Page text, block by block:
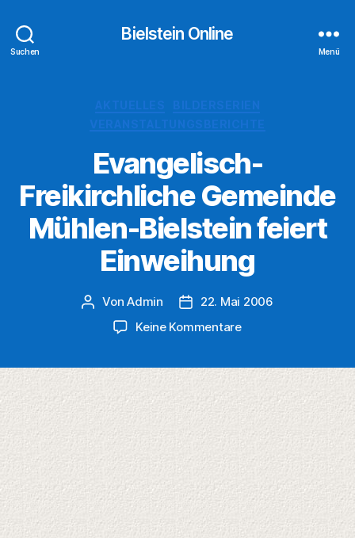
Suchen
Bielstein Online
Menü
Evangelisch-
Freikirchliche Gemeinde
Mühlen-Bielstein feiert
Einweihung
Beitragsautor
VonAdmin Veröffentlichungsdatum
22. Mai 2006
Keine Kommentarezu
Gemeinde
Mühlen-
Bielstein
feiert
Einweihung